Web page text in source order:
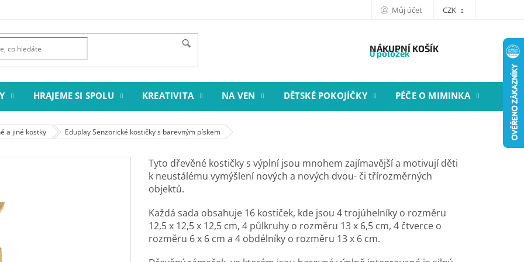
Můj účet CZK
NÁKUPNÍ KOŠÍK
0 položek
HRAJEME SI SPOLU KREATIVITA NA VEN DĚTSKÉ POKOJÍČKY PÉČE O MIMINKA
a jiné kostky Eduplay Senzorické kostičky s barevným pískem
Tyto dřevěné kostičky s výplní jsou mnohem zajímavější a motivují děti
k neustálému vymýšlení nových a nových dvou- či třírozměrných
objektů.
Každá sada obsahuje 16 kostiček, kde jsou 4 trojúhelníky o rozměru
12,5 x 12,5 x 12,5 cm, 4 půlkruhy o rozměru 13 x 6,5 cm, 4 čtverce o
rozměru 6 x 6 cm a 4 obdélníky o rozměru 13 x 6 cm.